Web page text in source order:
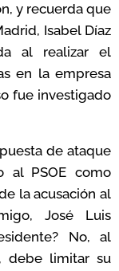
y recuerda que
Isabel Díaz
al realizar el
en la empresa
fue investigado
de ataque
al PSOE como
la acusación al
José Luis
No, al
debe limitar su